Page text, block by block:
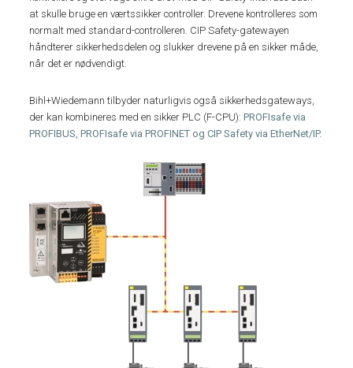
at skulle bruge en værtssikker controller. Drevene kontrolleres som
normalt med standard-controlleren. CIP Safety-gatewayen
håndterer sikkerhedsdelen og slukker drevene på en sikker måde,
når det er nødvendigt.
Bihl+Wiedemann tilbyder naturligvis også sikkerhedsgateways,
der kan kombineres med en sikker PLC (F-CPU):PROFIsafe via
PROFIBUS, PROFIsafe via PROFINET og CIP Safety via EtherNet/IP.